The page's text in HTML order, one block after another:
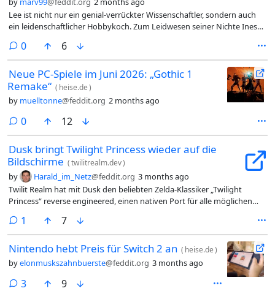
Lee ist nicht nur ein genial-verrückter Wissenschaftler, sondern auch
ein leidenschaftlicher Hobbykoch. Zum Leidwesen seiner Nichte Ines
für das Ersetzen von Zutaten, die er gerade nicht griffbereit hat, führt
nämlich meist unweigerlich in eine Katastrophe. Und jede einzelne
davon wird in einer der fünf Episoden ausführlich behandelt.
0comments
6
Neue PC-Spiele im Juni 2026: „Gothic 1
Remake“ ( heise.de)
by muelltonne@feddit.org 2 months ago
0comments
12
Dusk bringt Twilight Princess wieder auf die
Bildschirme (twilitrealm.dev)
by Harald_im_Netz@feddit.org 3 months ago
Twilit Realm hat mit Dusk den beliebten Zelda-Klassiker „Twilight
Princess“ reverse engineered, einen nativen Port für alle möglichen
1 comment
7
Nintendo hebt Preis für Switch 2 an ( heise.de)
byelonmuskszahnbuerste@feddit.org 3 months ago
3comments
9